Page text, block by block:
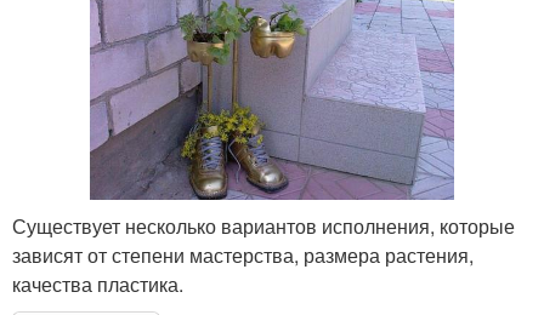
Существует несколько вариантов исполнения, которые
зависят от степени мастерства, размера растения,
качества пластика.